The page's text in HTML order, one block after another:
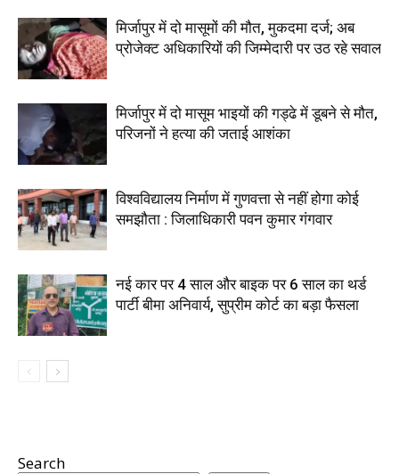
मिर्जापुर में दो मासूमों की मौत, मुकदमा दर्ज; अब
प्रोजेक्ट अधिकारियों की जिम्मेदारी पर उठ रहे सवाल
मिर्जापुर में दो मासूम भाइयों की गड्ढे में डूबने से मौत,
परिजनों ने हत्या की जताई आशंका
विश्वविद्यालय निर्माण में गुणवत्ता से नहीं होगा कोई
समझौता : जिलाधिकारी पवन कुमार गंगवार
नई कार पर 4 साल और बाइक पर 6 साल का थर्ड
पार्टी बीमा अनिवार्य, सुप्रीम कोर्ट का बड़ा फैसला
Search